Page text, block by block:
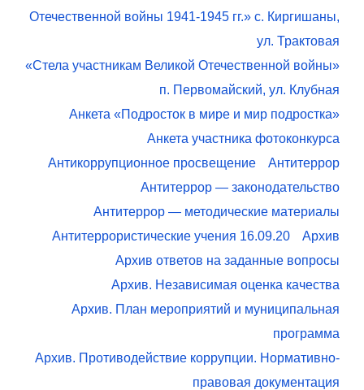
Отечественной войны 1941-1945 гг.» с. Киргишаны,
ул. Трактовая
«Стела участникам Великой Отечественной войны»
п. Первомайский, ул. Клубная
Анкета «Подросток в мире и мир подростка»
Анкета участника фотоконкурса
Антикоррупционное просвещение
Антитеррор
Антитеррор — законодательство
Антитеррор — методические материалы
Антитеррористические учения 16.09.20
Архив
Архив ответов на заданные вопросы
Архив. Независимая оценка качества
Архив. План мероприятий и муниципальная
программа
Архив. Противодействие коррупции. Нормативно-
правовая документация